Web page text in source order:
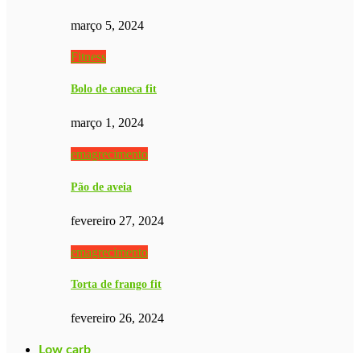
março 5, 2024
Fitness
Bolo de caneca fit
março 1, 2024
emagrecimento
Pão de aveia
fevereiro 27, 2024
emagrecimento
Torta de frango fit
fevereiro 26, 2024
Low carb